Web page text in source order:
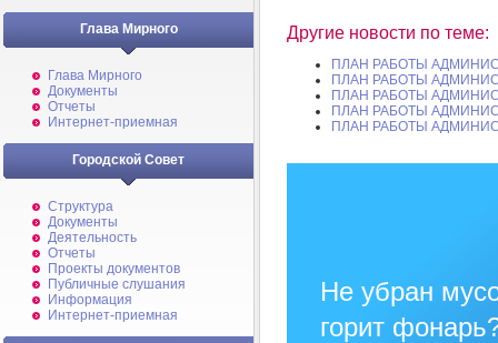
Глава Мирного
Глава Мирного
Документы
Отчеты
Интернет-приемная
Городской Совет
Структура
Документы
Деятельность
Отчеты
Проекты документов
Публичные слушания
Информация
Интернет-приемная
Другие новости по теме:
ПЛАН РАБОТЫ
ПЛАН РАБОТЫ
ПЛАН РАБОТЫ
ПЛАН РАБОТЫ
ПЛАН РАБОТЫ
Не убран
горит